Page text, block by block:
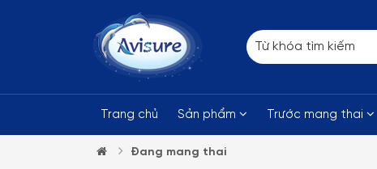
Trang chủ Sản phẩm Trước mang thai
Đang mang thai